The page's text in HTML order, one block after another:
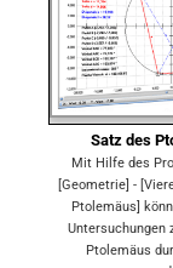
Satz des
Mit Hilfe des
[Geometrie] -
Ptolemäus]
Untersuchungen
Ptolemäus